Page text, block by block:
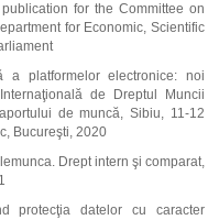
for the Committee on
for Economic, Scientific
a platformelor electronice: noi
de Dreptul Muncii
de muncă, Sibiu, 11-12
Bucureşti, 2020
Drept intern şi comparat,
protecţia datelor cu caracter